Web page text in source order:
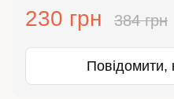
230 грн 384 грн
Повідомити,